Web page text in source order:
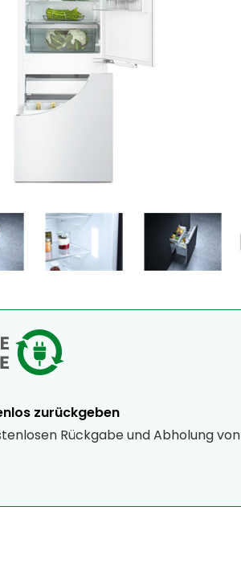
zurückgeben
Rückgabe und Abholung von